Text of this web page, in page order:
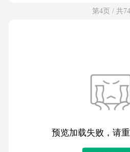
第4页 / 共
预览加载失败，请